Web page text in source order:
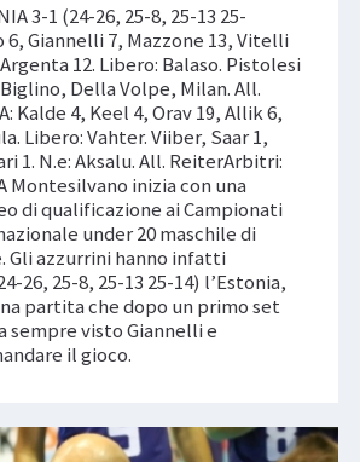
3-1 (24-26, 25-8, 25-13 25-
6, Giannelli 7, Mazzone 13, Vitelli
12. Libero: Balaso. Pistolesi
Della Volpe, Milan. All.
Kalde 4, Keel 4, Orav 19, Allik 6,
Libero: Vahter. Viiber, Saar 1,
1. N.e: Aksalu. All. ReiterArbitri:
Montesilvano inizia con una
di qualificazione ai Campionati
under 20 maschile di
Gli azzurrini hanno infatti
26, 25-8, 25-13 25-14) l’Estonia,
partita che dopo un primo set
sempre visto Giannelli e
il gioco.